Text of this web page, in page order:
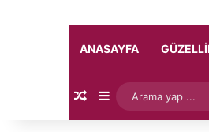
ANASAYFA
Rastgele Makale
Kenar Bölmesi